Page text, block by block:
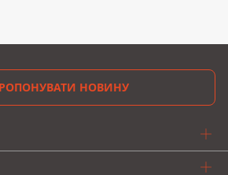
НОВИНУ